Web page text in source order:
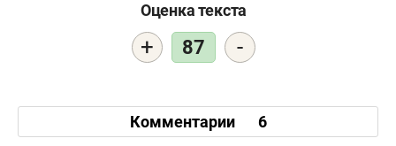
Оценка текста
+ 87 -
Комментарии 6